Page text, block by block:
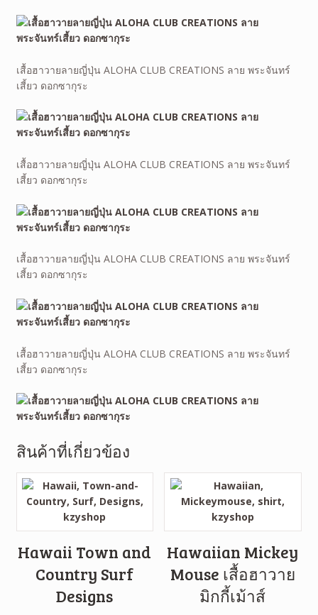
เสื้อฮาวายลายญี่ปุ่น ALOHA CLUB CREATIONS ลาย พระจันทร์
เสี้ยว ดอกซากุระ
เสื้อฮาวายลายญี่ปุ่น ALOHA CLUB CREATIONS ลาย พระจันทร์
เสี้ยว ดอกซากุระ
เสื้อฮาวายลายญี่ปุ่น ALOHA CLUB CREATIONS ลาย พระจันทร์
เสี้ยว ดอกซากุระ
เสื้อฮาวายลายญี่ปุ่น ALOHA CLUB CREATIONS ลาย พระจันทร์
เสี้ยว ดอกซากุระ
สินค้าที่เกี่ยวข้อง
Hawaii Town and
Country Surf
Designs
Hawaiian Mickey
Mouse เสื้อฮาวาย
มิกกี้เม้าส์